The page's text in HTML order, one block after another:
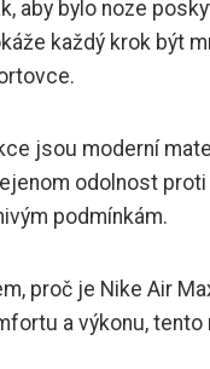
aby bylo noze
každý krok být
jsou moderní
odolnost
podmínkám.
proč je Nike Air
a výkonu,